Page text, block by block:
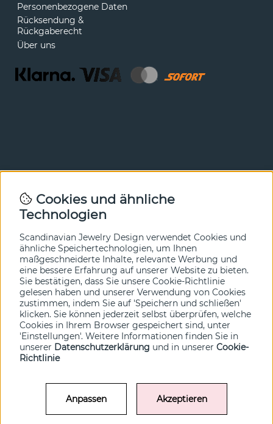
Personenbezogene Daten
Rücksendung &
Rückgaberecht
Über uns
Newsletter
In unserem Newsletter erfahren Sie vor allen anderen
hier an.
Ja bitte!
© SCANDINAVIAN JEWELRY DESIGN / SJD of Sweden AB 2022
Cookies und ähnliche
Technologien
Scandinavian Jewelry Design verwendet Cookies und
ähnliche Speichertechnologien, um Ihnen
maßgeschneiderte Inhalte, relevante Werbung und
eine bessere Erfahrung auf unserer Website zu bieten.
Sie bestätigen, dass Sie unsere Cookie-Richtlinie
gelesen haben und unserer Verwendung von Cookies
zustimmen, indem Sie auf 'Speichern und schließen'
klicken. Sie können jederzeit selbst überprüfen, welche
Cookies in Ihrem Browser gespeichert sind, unter
'Einstellungen'. Weitere Informationen finden Sie in
unserer Datenschutzerklärung und in unserer Cookie-
Richtlinie
Anpassen Akzeptieren